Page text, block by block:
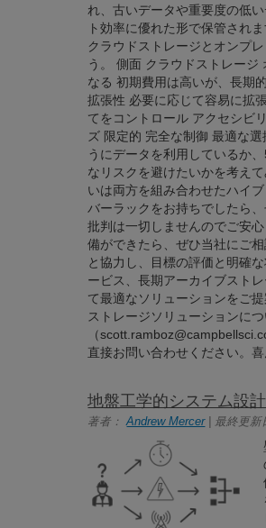
れ、古いデータや重要度の低
ト効率に優れた形で保管され
クラウドストレージとオンプ
う。 側面 クラウドストレー
なる 初期費用は高いが、長期
拡張性 必要に応じて容易に拡
てをコントロール アクセシビ
ズ 限定的 完全な制御 最適な
うにデータを利用しているか
なリスクを避けたいかを考え
いは両方を組み合わせたハイ
バーラックをお持ちでしたら
批判は一切しませんのでご安
備ができたら、ぜひ当社にご
と協力し、目標の評価と明確
ービス、長期アーカイブスト
て最適なソリューションをご
ストレージソリューションに
（
直接お問い合わせください。
地盤工学的システム設
著者：Andrew Mercer| 最終更新